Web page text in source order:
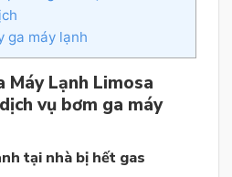
ga máy lạnh
Máy Lạnh Limosa
vụ bơm ga máy
tại nhà bị hết gas